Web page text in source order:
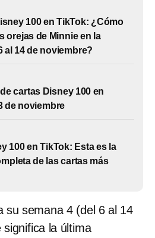
100 en TikTok: ¿Cómo
orejas de Minnie en la
al 14 de noviembre?
cartas Disney 100 en
de noviembre
100 en TikTok: Esta es la
de las cartas más
su semana 4 (del 6 al 14
la última